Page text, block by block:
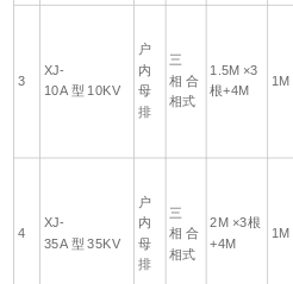
3
XJ-
10A 型 10KV
户
内
母
排
三
相 合
相式
1.5M ×3
根+4M
1M
4
XJ-
35A 型 35KV
户
内
母
排
三
相 合
相式
2M ×3根
+4M
1M